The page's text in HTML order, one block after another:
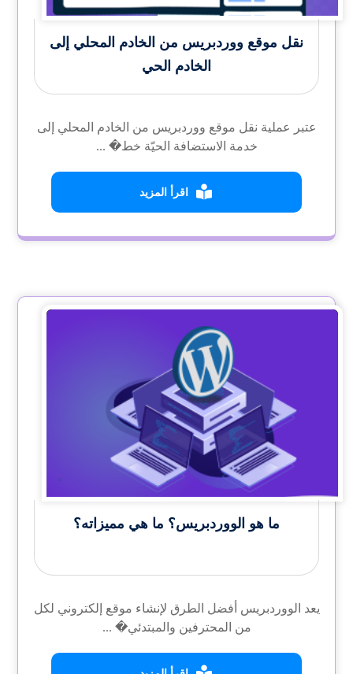
نقل موقع ووردبريس من الخادم المحلي إلى
الخادم الحي
عتبر عملية نقل موقع ووردبريس من الخادم المحلي إلى
خدمة الاستضافة الحيّة خط� ...
اقرأ المزيد
ما هو الووردبريس؟ ما هي مميزاته؟
يعد الووردبريس أفضل الطرق لإنشاء موقع إلكتروني لكل
من المحترفين والمبتدئي� ...